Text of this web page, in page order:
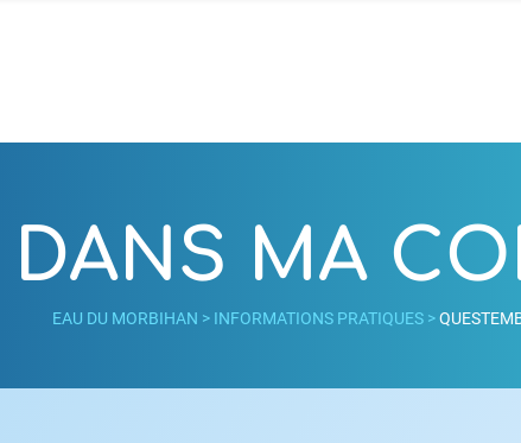
DANS MA
EAU DU MORBIHAN > INFORMATIONS PRATIQUES >